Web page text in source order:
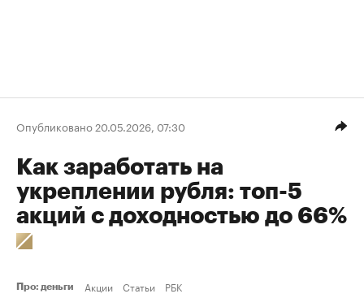
Опубликовано 20.05.2026, 07:30
Как заработать на
укреплении рубля: топ-5
акций с доходностью до 66%
Про: деньги Акции Статьи РБК